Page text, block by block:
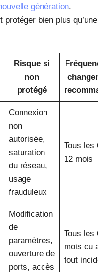
génération.
protéger bien plus qu’une
Risque si
non
protégé
Fréquence
Connexion
non
autorisée,
saturation
du réseau,
usage
frauduleux
Tous les 6 à
12 mois
Modification
de
paramètres,
ouverture de
ports, accès
Tous les 6
mois ou
tout incident